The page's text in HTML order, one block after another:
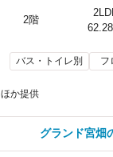
2階
バス・トイレ別 フ
ほか提供
グランド宮畑